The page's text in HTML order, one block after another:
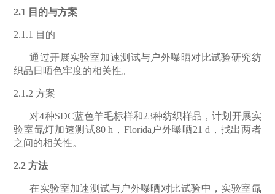
2.1 目的与方案
2.1.1 目的
通过开展实验室加速测试与户外曝晒对比试验研究纺
织品日晒色牢度的相关性。
2.1.2方案
对4种SDC蓝色羊毛标样和23种纺织样品，计划开展实
验室氙灯加速测试80 h ， Florida 户外曝晒21 d ，找出两者
之间的相关性。
2.2 方法
在实验室加速测试与户外曝晒对比试验中，实验室氙